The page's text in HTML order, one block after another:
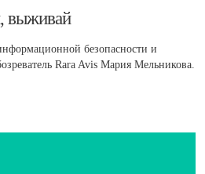
выживай
безопасности и
Rara Avis Мария Мельникова.